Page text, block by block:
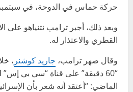
حركة حماس في الدوحة، في
وبعد ذلك، أجبر ترامب نتنياهو على
القطري والاعتذار له.
وقال صهر ترامب، جاريد كوشنر ،
“60 دقيقة” على قناة “سي بي إس”
الماضي: “أعتقد أنه شعر بأن